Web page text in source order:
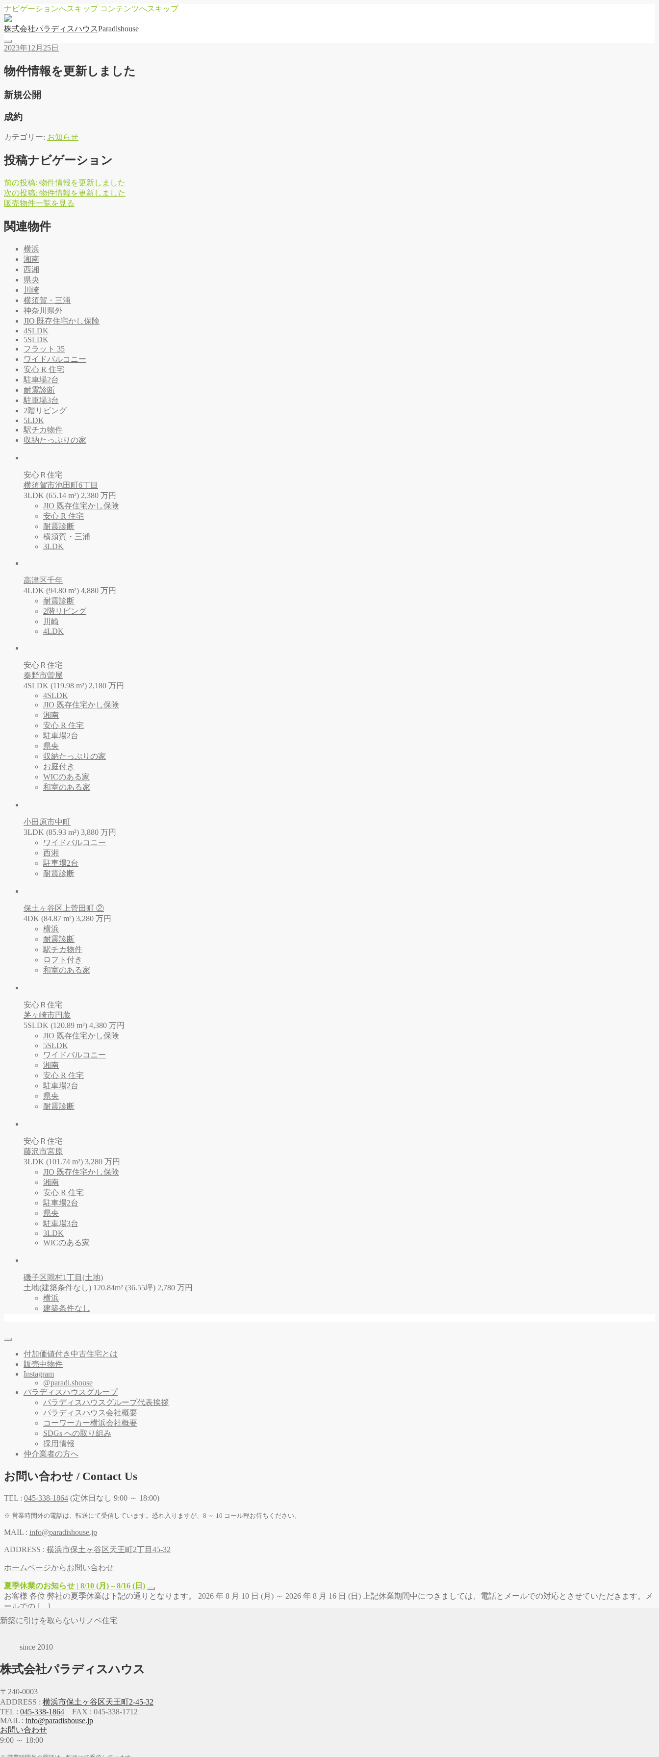
ナビゲーションへスキップ コンテンツへスキップ
株式会社パラディ スハウ スParadishouse
2023年12月25日
物件情報を更新しました
新規公開
成約
カテゴリー: お知らせ
投稿ナビゲーション
前の投稿: 物件情報を更新しました
次の投稿: 物件情報を更新しました
販売物件一覧を 見る
関連物件
横浜
湘南
西湘
県央
川崎
横須賀・三浦
神奈川県外
JIO 既存住宅かし保険
4SLDK
5SLDK
フラット 35
ワイドバルコニー
安心 R 住宅
駐車場2台
耐震診断
駐車場3台
2階リビング
5LDK
駅チカ物件
収納たっぷりの家
安心Ｒ住宅
横須賀市池田町6丁目
3LDK (65.14 m²) 2,380 万円
JIO 既存住宅かし保険
安心 R 住宅
耐震診断
横須賀・三浦
3LDK
高津区千年
4LDK (94.80 m²) 4,880 万円
耐震診断
2階リビング
川崎
4LDK
安心Ｒ住宅
秦野市曽屋
4SLDK (119.98 m²) 2,180 万円
4SLDK
JIO 既存住宅かし保険
湘南
安心 R 住宅
駐車場2台
県央
収納たっぷりの家
お庭付き
WICのある家
和室のある家
小田原市中町
3LDK (85.93 m²) 3,880 万円
ワイドバルコニー
西湘
駐車場2台
耐震診断
保土ヶ谷区上菅田町 ②
4DK (84.87 m²) 3,280 万円
横浜
耐震診断
駅チカ物件
ロフト付き
和室のある家
安心Ｒ住宅
茅ヶ崎市円蔵
5SLDK (120.89 m²) 4,380 万円
JIO 既存住宅かし保険
5SLDK
ワイドバルコニー
湘南
安心 R 住宅
駐車場2台
県央
耐震診断
安心Ｒ住宅
藤沢市宮原
3LDK (101.74 m²) 3,280 万円
JIO 既存住宅かし保険
湘南
安心 R 住宅
駐車場2台
県央
駐車場3台
3LDK
WICのある家
磯子区岡村1丁目(土地)
土地(建築条件なし) 120.84m² (36.55坪) 2,780 万円
横浜
建築条件なし
新築に引けを取らないリノベ住宅
since 2010
株式会社パラディスハウス
〒240-0003
ADDRESS : 横浜市保土ヶ谷区天王町2-45-32
TEL : 045-338-1864 FAX : 045-338-1712
MAIL : info@paradishouse.jp
お問い合わせ
9:00 ～ 18:00
付加価値付き中古住宅とは
販売中物件
Instagram
@paradi.shouse
パラディスハウスグループ
パラディスハウスグループ代表挨拶
パラディスハウス会社概要
コーワーカー横浜会社概要
SDGs への取り組み
採用情報
仲介業者の方へ
お問い合わせ / Contact Us
TEL : 045-338-1864 (定休日なし 9:00 ～ 18:00)
※ 営業時間外の電話は、転送にて受信しています。恐れ入りますが、8 ～ 10 コール程お待ちください。
MAIL : info@paradishouse.jp
ADDRESS : 横浜市保土ヶ谷区天王町2丁目45-32
ホームページからお問い合わせ
夏季休業のお知らせ | 8/10 (月) – 8/16 (日)
お客様 各位 弊社の夏季休業は下記の通りとなります。 2026 年 8 月 10 日 (月) ～ 2026 年 8 月 16 日 (日) 上記休業期間中につきましては、電話とメールでの対応とさせていただきます。メ
ールでの […]